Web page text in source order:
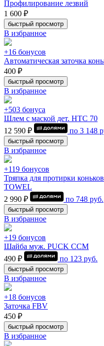
Профилирование лезвий
1 600 ₽
быстрый просмотр
В избранное
+16 бонусов
Автоматическая заточка
400 ₽
быстрый просмотр
В избранное
+503 бонуса
Шлем с маской дет. HTC 70
12 590 ₽
по 3 148
быстрый просмотр
В избранное
+119 бонусов
Тряпка для протирки
TOWEL
2 990 ₽
по 748 руб.
быстрый просмотр
В избранное
+19 бонусов
Шайба муж. PUCK CCM
490 ₽
по 123 руб.
быстрый просмотр
В избранное
+18 бонусов
Заточка FBV
450 ₽
быстрый просмотр
В избранное